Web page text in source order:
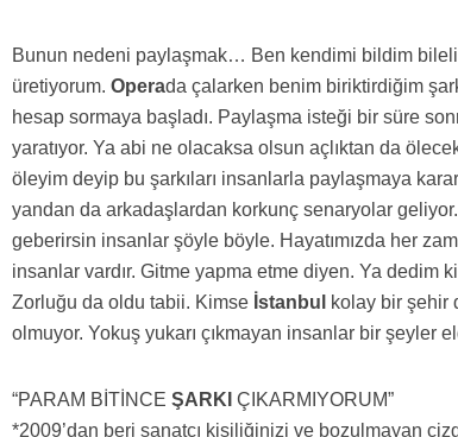
Bunun nedeni paylaşmak… Ben kendimi bildim bileli
üretiyorum. Operada çalarken benim biriktirdiğim
hesap sormaya başladı. Paylaşma isteği bir süre
yaratıyor. Ya abi ne olacaksa olsun açlıktan da
öleyim deyip bu şarkıları insanlarla paylaşmaya
yandan da arkadaşlardan korkunç senaryolar
geberirsin insanlar şöyle böyle. Hayatımızda her
insanlar vardır. Gitme yapma etme diyen. Ya dedim
Zorluğu da oldu tabii. Kimse İstanbul
kolay bir şehir
olmuyor. Yokuş yukarı çıkmayan insanlar bir şeyler
“PARAM BİTİNCEŞARKI ÇIKARMIYORUM”
*2009’dan beri sanatçı kişiliğinizi ve bozulmayan